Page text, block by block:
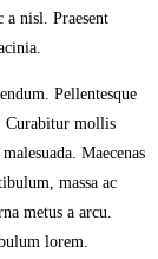
a nisl. Praesent
Pellentesque
Curabitur mollis
Maecenas
massa ac
metus a arcu.
lorem.